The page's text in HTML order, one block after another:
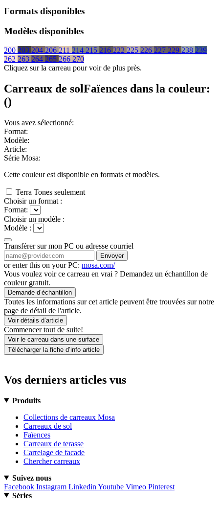
Formats disponibles
Modèles disponibles
200 203 204 206 211 214 215 216 222 225 226 227 229 238 239
262 263 264 265 266 270
Cliquez sur la carreau pour voir de plus près.
Carreaux de solFaïences dans la couleur:
()
Vous avez sélectionné:
Format:
Modèle:
Article:
Série Mosa:
Cette couleur est disponible en formats et modèles.
Terra Tones seulement
Choisir un format :
Format:
Choisir un modèle :
Modèle :
Transférer sur mon PC ou adresse courriel
Envoyer
or enter this on your PC: mosa.com/
Vous voulez voir ce carreau en vrai ? Demandez un échantillon de
couleur gratuit.
Demande d’échantillon
Toutes les informations sur cet article peuvent être trouvées sur notre
page de détail de l'article.
Voir détails d’article
Commencer tout de suite!
Voir le carreau dans une surface
Télécharger la fiche d’info article
Vos derniers articles vus
Produits
Collections de carreaux Mosa
Carreaux de sol
Faïences
Carreaux de terasse
Carrelage de facade
Chercher carreaux
Suivez nous
Facebook Instagram Linkedin Youtube Vimeo Pinterest
Séries